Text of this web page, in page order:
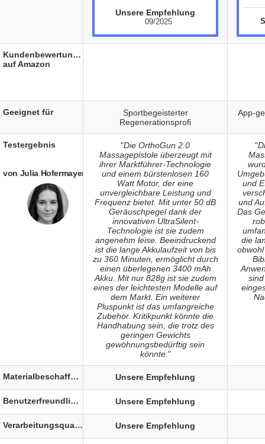
Unsere Empfehlung
09/2025
Sportbegeisterter
Regenerationsprofi
App-
"Die OrthoGun 2.0
Massagepistole überzeugt mit
ihrer Marktführer-Technologie
und einem bürstenlosen 160
Watt Motor, der eine
unvergleichbare Leistung und
Frequenz bietet. Mit unter 50 dB
Geräuschpegel dank der
innovativen UltraSilent-
Technologie ist sie zudem
angenehm leise. Beeindruckend
ist die lange Akkulaufzeit von bis
zu 360 Minuten, ermöglicht durch
einen überlegenen 3400 mAh
Akku. Mit nur 828g ist sie zudem
eines der leichtesten Modelle auf
dem Markt. Ein weiterer
Pluspunkt ist das umfangreiche
Zubehör. Kritikpunkt könnte die
Handhabung sein, die trotz des
geringen Gewichts
gewöhnungsbedürftig sein
könnte."
"
und
und
Das
die
Unsere Empfehlung
Unsere Empfehlung
Unsere Empfehlung
Kundenbewertungen
auf Amazon
Geeignet für
Testergebnis
von Julia Hofermayer
Materialbeschaffenheit
Benutzerfreundlichkeit
Verarbeitungsqualität